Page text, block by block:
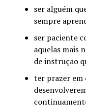
ser alguém
sempre
ser paciente
aquelas mais
de instrução
ter prazer em